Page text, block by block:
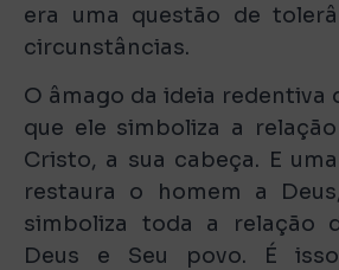
era uma questão de
circunstâncias.
O âmago da ideia redentiva
que ele simboliza a
Cristo, a sua cabeça. E
restaura o homem a
simboliza toda a relação
Deus e Seu povo. É